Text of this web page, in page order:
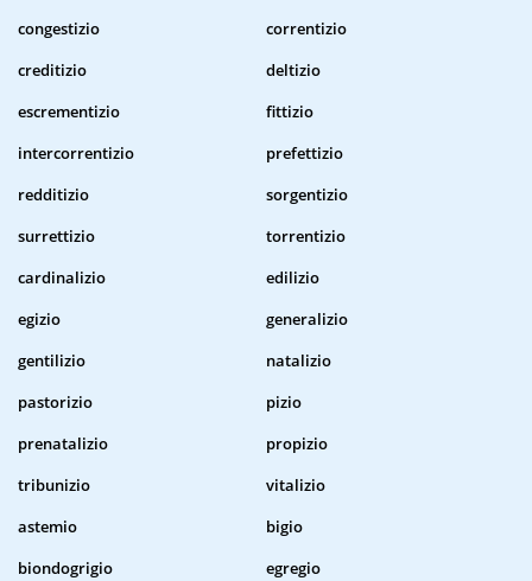
congestizio
correntizio
creditizio
deltizio
escrementizio
fittizio
intercorrentizio
prefettizio
redditizio
sorgentizio
surrettizio
torrentizio
cardinalizio
edilizio
egizio
generalizio
gentilizio
natalizio
pastorizio
pizio
prenatalizio
propizio
tribunizio
vitalizio
astemio
bigio
biondogrigio
egregio